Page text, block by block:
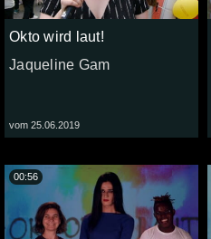
Okto wird laut!
Jaqueline Gam
vom 25.06.2019
00:56